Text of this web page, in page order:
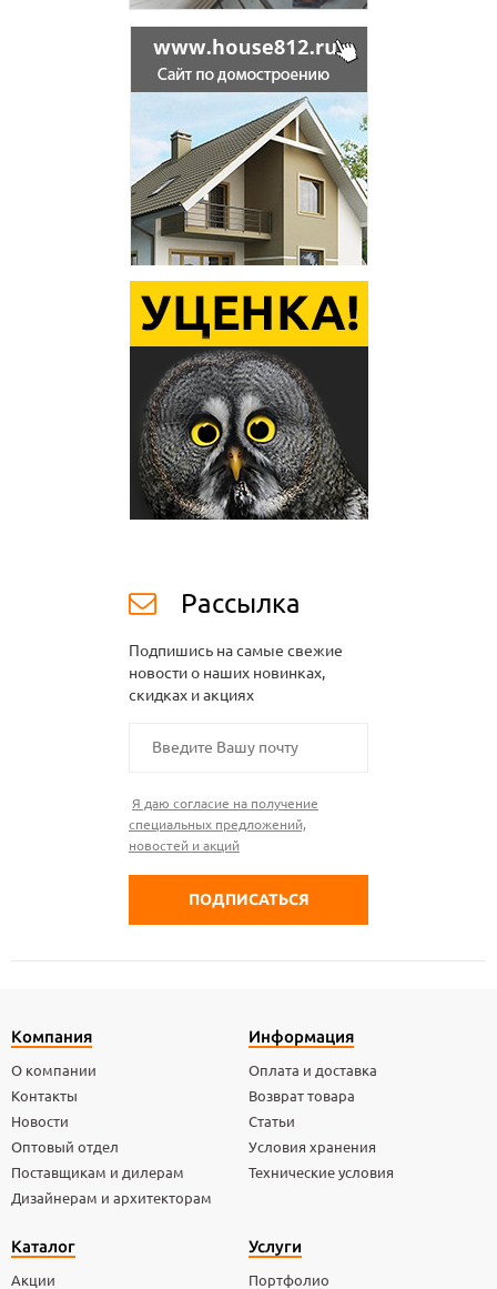
Рассылка
Подпишись на самые свежие
новости о наших новинках,
скидках и акциях
Я даю согласие на получение
специальных предложений,
новостей и акций
Компания
О компании
Контакты
Новости
Оптовый отдел
Поставщикам и дилерам
Дизайнерам и архитекторам
Информация
Оплата и доставка
Возврат товара
Статьи
Условия хранения
Технические условия
Каталог
Акции
Услуги
Портфолио